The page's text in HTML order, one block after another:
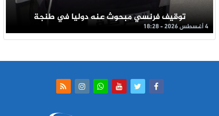
توقيف فرنسي مبحوث عنه دوليا في طنجة
4 أغسطس 2026 - 18:28